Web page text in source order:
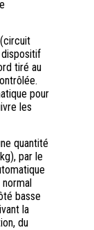
tiré au
pour
les
quantité
par le
basse
la
du